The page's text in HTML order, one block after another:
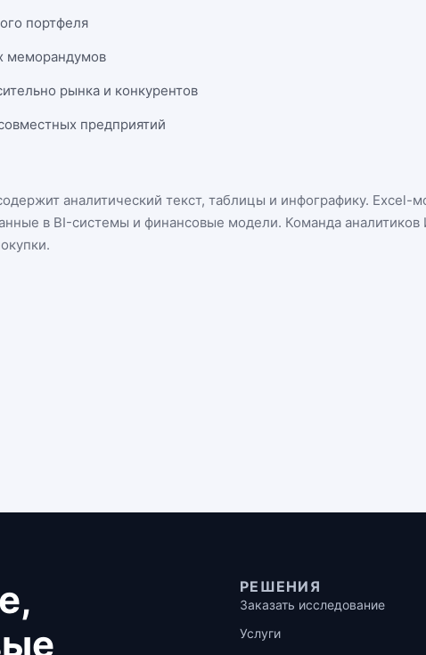
портфеля
меморандумов
рынка и конкурентов
предприятий
аналитический текст, таблицы и инфографику. Excel-
в BI-системы и финансовые модели. Команда аналитиков
РЕШЕНИЯ
Заказать исследование
Услуги